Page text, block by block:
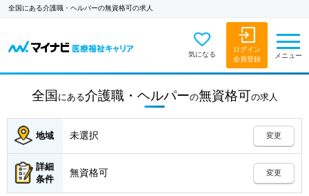
全国にある介護職・ヘルパーの無資格可の求人
気になる
ログイン
会員登録
メニュー
全国 にある介護職・ヘルパーの無資格可の求人
地域 未選択 変更
詳細
条件
無資格可 変更